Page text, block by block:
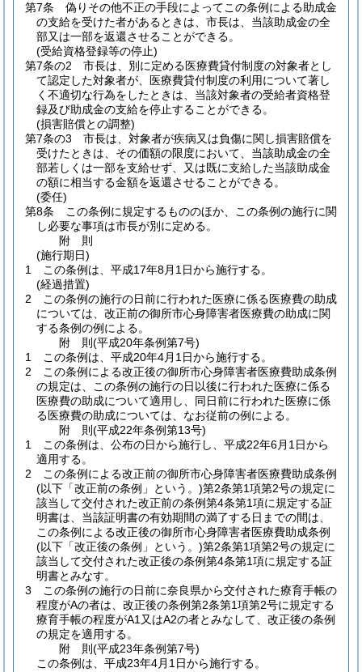
第7条
偽りその他不正の手段によってこの条例による助成金
の支給を受けた者があるときは、市長は、当該助成金の全
部又は一部を返還させることができる。
(受給資格登録等の停止)
第7条の2
市長は、別に定める医療費貸付制度の対象者とし
て認定した対象者が、医療費貸付制度の利用について著し
く不適切な行為をしたときは、当該対象者の受給者資格登
録及び助成金の支給を停止することができる。
(損害賠償との調整)
第7条の3
市長は、対象者が疾病又は負傷に関し損害賠償を
受けたときは、その価額の限度において、当該助成金の全
部若しくは一部を支給せず、又は既に支給した当該助成金
の額に相当する金額を返還させることができる。
(委任)
第8条
この条例に規定するもののほか、この条例の施行に関
し必要な事項は市長が別に定める。
附 則
(施行期日)
1
この条例は、平成17年8月1日から施行する。
(経過措置)
2
この条例の施行の日前に行われた医療に係る医療費の助成
については、改正前の御所市心身障害者医療費の助成に関
する条例の例による。
附 則(平成20年条例第7号)
1
この条例は、平成20年4月1日から施行する。
2
この条例による改正後の御所市心身障害者医療費助成条例
の規定は、この条例の施行の日以後に行われた医療に係る
医療費の助成について適用し、同日前に行われた医療に係
る医療費の助成については、なお従前の例による。
附 則(平成22年条例第13号)
1
この条例は、公布の日から施行し、平成22年6月1日から
適用する。
2
この条例による改正前の御所市心身障害者医療費助成条例
(以下「改正前の条例」という。)第2条第1項第2号の規定に
該当して交付された改正前の条例第4条第1項に規定する証
明書は、当該証明書の有効期間の満了する日までの間は、
この条例による改正後の御所市心身障害者医療費助成条例
(以下「改正後の条例」という。)第2条第1項第2号の規定に
該当して交付された改正後の条例第4条第1項に規定する証
明書とみなす。
3
この条例の施行の日前に奈良県から交付された療育手帳の
程度がAの者は、改正後の条例第2条第1項第2号に規定する
療育手帳の程度がA1又はA2の者とみなして、改正後の条例
の規定を適用する。
附 則(平成23年条例第7号)
この条例は、平成23年4月1日から施行する。